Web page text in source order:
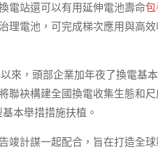
電站還可以有用延伸電池壽命包
理電池，可完成梯次應用與高
來，頭部企業加年夜了換電基
聯袂構建全國換電收集生態和
本舉措措施扶植。
竣計謀一起配合，旨在打造全